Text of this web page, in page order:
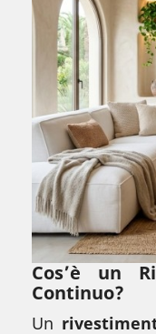
Cos’è un
Continuo?
Un